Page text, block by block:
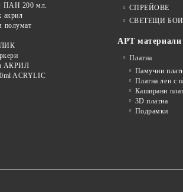
ПАН 200 мл.
акрил
полумат
АКРИЛ
ACRYLIC
СПРЕЙОВЕ
СВЕТЕЩИ БОИ
АРТ материали
Платна
Памучни
Платна лен с
Каширани
3D платна
Подрамки